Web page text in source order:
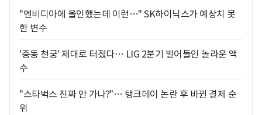
"엔비디아에 올인했는데 이런…" SK하이닉스가 예상치 못
한 변수
'중동 천궁' 제대로 터졌다… LIG 2분기 벌어들인 놀라운 액
수
"스타벅스 진짜 안 가나?"… 탱크데이 논란 후 바뀐 결제 순
위